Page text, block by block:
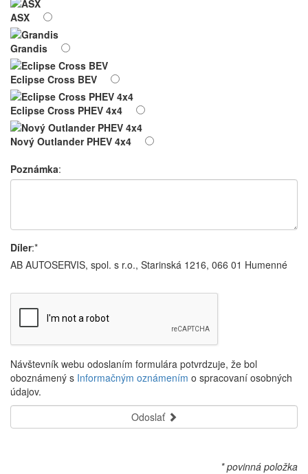
ASX
Grandis
Eclipse Cross BEV
Eclipse Cross PHEV 4x4
Nový Outlander PHEV 4x4
Poznámka:
Díler:*
AB AUTOSERVIS, spol. s r.o., Starinská 1216, 066 01 Humenné
Návštevník webu odoslaním formulára potvrdzuje, že bol
oboznámený s Informačným oznámením o spracovaní osobných
údajov.
Odoslať
* povinná položka